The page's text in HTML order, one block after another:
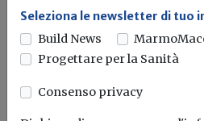
Seleziona le newsletter di tuo
Build News
Progettare per la Sanità
Consenso privacy